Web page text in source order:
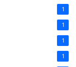
1
1
1
1